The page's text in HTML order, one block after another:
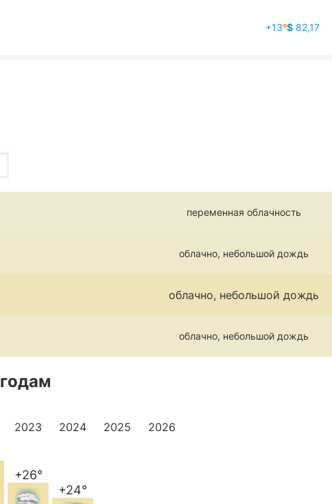
+13°$82,17
переменная облачность
облачно, небольшой дождь
облачно, небольшой дождь
облачно, небольшой дождь
2023
+26°
2024
+24°
2025 2026